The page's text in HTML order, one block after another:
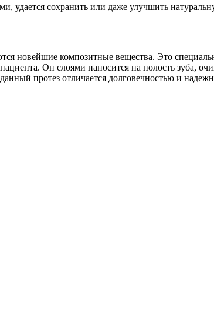
сохранить или даже улучшить
новейшие композитные вещества. Это
Он слоями наносится на полость зуба,
протез отличается долговечностью и